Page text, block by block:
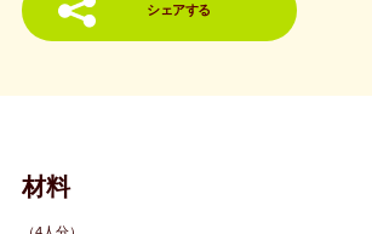
シェアする
材料